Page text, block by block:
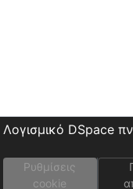
Λογισμικό DSpace
Ρυθμίσεις
cookie